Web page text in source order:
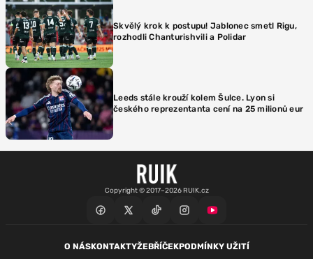
Skvělý krok k postupu! Jablonec smetl Rigu,
rozhodli Chanturishvili a Polidar
Leeds stále krouží kolem Šulce. Lyon si
českého reprezentanta cení na 25 milionů eur
Copyright © 2017–2026 RUIK.cz
O NÁSKONTAKTYŽEBŘÍČEKPODMÍNKY UŽITÍ